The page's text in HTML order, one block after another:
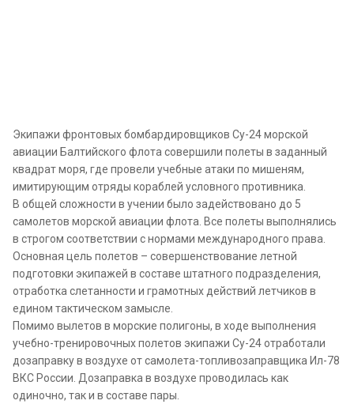
Экипажи фронтовых бомбардировщиков Су-24 морской
авиации Балтийского флота совершили полеты в заданный
квадрат моря, где провели учебные атаки по мишеням,
имитирующим отряды кораблей условного противника.
В общей сложности в учении было задействовано до 5
самолетов морской авиации флота. Все полеты выполнялись
в строгом соответствии с нормами международного права.
Основная цель полетов – совершенствование летной
подготовки экипажей в составе штатного подразделения,
отработка слетанности и грамотных действий летчиков в
едином тактическом замысле.
Помимо вылетов в морские полигоны, в ходе выполнения
учебно-тренировочных полетов экипажи Су-24 отработали
дозаправку в воздухе от самолета-топливозаправщика Ил-78
ВКС России. Дозаправка в воздухе проводилась как
одиночно, так и в составе пары.